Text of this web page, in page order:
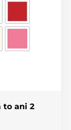
to ani 2